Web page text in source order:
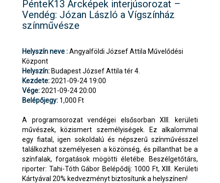
PénteK13 Arcképek interjúsorozat –
Vendég: Józan László a Vígszínház
színművésze
Helyszín neve :Angyalföldi József Attila Művelődési
Központ
Helyszín: Budapest József Attila tér 4.
Kezdete:2021-09-24 19:00
Vége:2021-09-24 20:00
Belépőjegy: 1,000 Ft
A programsorozat vendégei elsősorban XIII. kerületi
művészek, közismert személyiségek. Ez alkalommal
egy fiatal, igen sokoldalú és népszerű színművésszel
találkozhat személyesen a közönség, és pillanthat be a
színfalak, forgatások mögötti életébe. Beszélgetőtárs,
riporter: Tahi-Tóth Gábor Belépődíj: 1000 Ft, XIII. Kerületi
Kártyával 20% kedvezményt biztosítunk a helyszínen!